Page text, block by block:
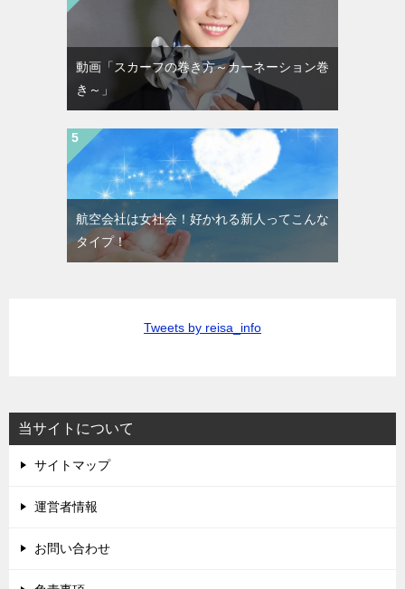
動画「スカーフの巻き方～カーネーション巻
き～」
航空会社は女社会！好かれる新人ってこんな
タイプ！
Tweets by reisa_info
当サイトについて
サイトマップ
運営者情報
お問い合わせ